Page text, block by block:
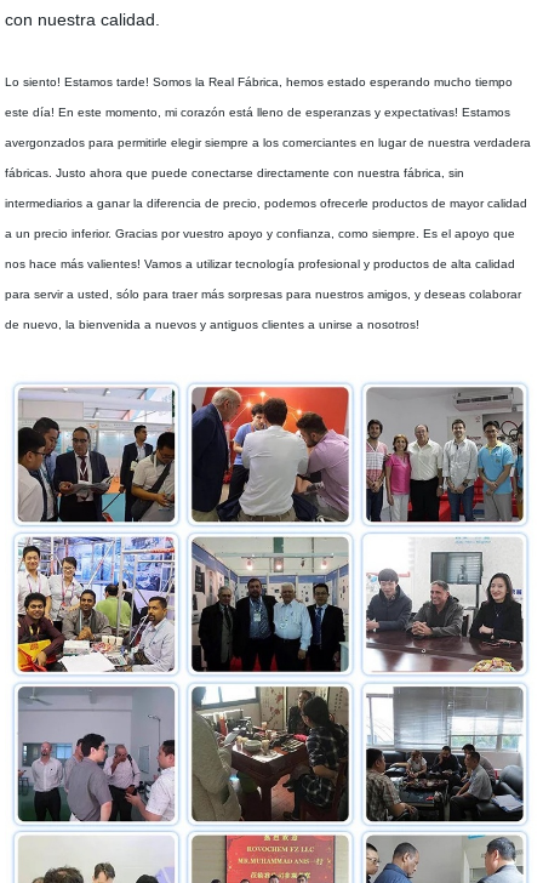
con nuestra calidad.
Lo siento! Estamos tarde! Somos la Real Fábrica, hemos estado esperando mucho tiempo
este día! En este momento, mi corazón está lleno de esperanzas y expectativas! Estamos
avergonzados para permitirle elegir siempre a los comerciantes en lugar de nuestra verdadera
fábricas. Justo ahora que puede conectarse directamente con nuestra fábrica, sin
intermediarios a ganar la diferencia de precio, podemos ofrecerle productos de mayor calidad
a un precio inferior. Gracias por vuestro apoyo y confianza, como siempre. Es el apoyo que
nos hace más valientes! Vamos a utilizar tecnología profesional y productos de alta calidad
para servir a usted, sólo para traer más sorpresas para nuestros amigos, y deseas colaborar
de nuevo, la bienvenida a nuevos y antiguos clientes a unirse a nosotros!